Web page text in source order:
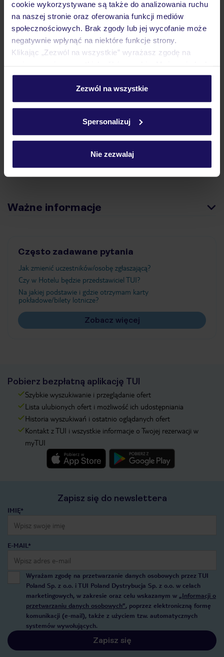
cookie wykorzystywane są także do analizowania ruchu
na naszej stronie oraz oferowania funkcji mediów
społecznościowych. Brak zgody lub jej wycofanie może
negatywnie wpłynąć na niektóre funkcje strony.
Klikając „Zezwól na wszystkie” wyrażasz zgodę na
personalizować swój wybór wchodząc w zakładkę
Szczegółowe informacje o plikach cookie znajdziesz
Zezwól na wszystkie
Spersonalizuj
Nie zezwalaj
Hotel
Opinie
Wyżywienie
Atrakcje
Ważne informacje
Często zadawane pytania
Jak zmienić uczestników/osobę zgłaszającą?
Czy w Hotelu będzie przedstawiciel TUI?
Na jakiej podstawie i gdzie otrzymam karty
pokładowe/bilety lotnicze?
Zobacz więcej
Pobierz bezpłatną aplikację TUI
Szybkie wyszukiwanie i przeglądanie ofert
Lista ulubionych ofert i możliwość ich udostępniania
Historia wyszukiwań i ostatnio oglądanych ofert
Kontakt z TUI i wszystkie informacje o Twojej rezerwacji w
myTUI
Zapisz się do newslettera
IMIĘ*
E-MAIL*
Wyrażam zgodę na przetwarzanie danych osobowych przez TUI
Poland Sp. z o.o. i TUI Poland Dystrybucja Sp. z o.o. w celach
marketingowych, w zakresie oraz celu wskazanym w „Informacji o
przetwarzaniu danych osobowych”, poprzez elektroniczną formę
komunikacji (e-mail), także z użyciem tzw. automatycznych
systemów wywołujących.
Zapisz się